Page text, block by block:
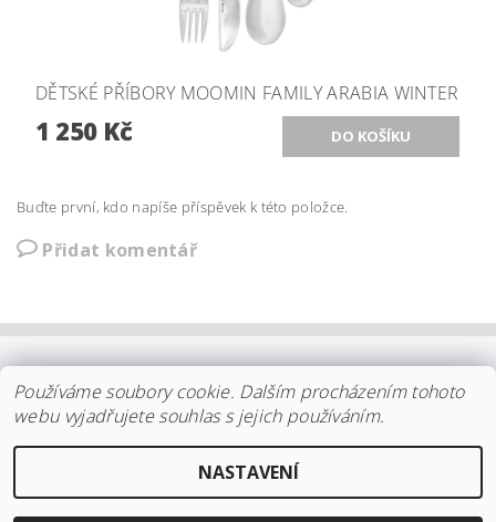
DĚTSKÉ PŘÍBORY MOOMIN FAMILY ARABIA WINTER
1 250 Kč
Buďte první, kdo napíše příspěvek k této položce.
Přidat komentář
| KOLEKCE STELTON | DISTRIBUCE IITTALA |
REKLAMACE/ODSTOUPENÍ | VŠE O NÁKUPU | KDO JSME
KONTAKT
2026 ©arki.cz, všechna práva vyhrazena
Používáme soubory cookie. Dalším procházením tohoto
webu vyjadřujete souhlas s jejich používáním.
NASTAVENÍ